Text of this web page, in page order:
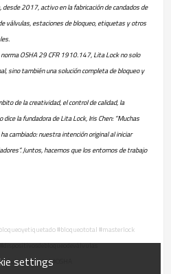
desde 2017, activo en la fabricación de candados de
válvulas, estaciones de bloqueo, etiquetas y otros
OSHA 29 CFR 1910.147, Lita Lock no solo
sino también una solución completa de bloqueo y
de la creatividad, el control de calidad, la
la fundadora de Lita Lock, Iris Chen: “Muchas
cambiado: nuestra intención original al iniciar
Juntos, hacemos que los entornos de trabajo
#bloqueototal #masterlock
#OSHA
settings